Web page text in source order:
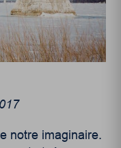
notre imaginaire.